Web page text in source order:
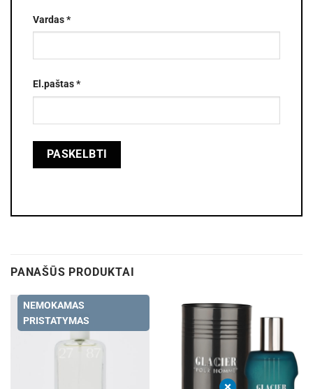
Vardas*
El.paštas*
PANAŠŪS PRODUKTAI
NEMOKAMAS
PRISTATYMAS